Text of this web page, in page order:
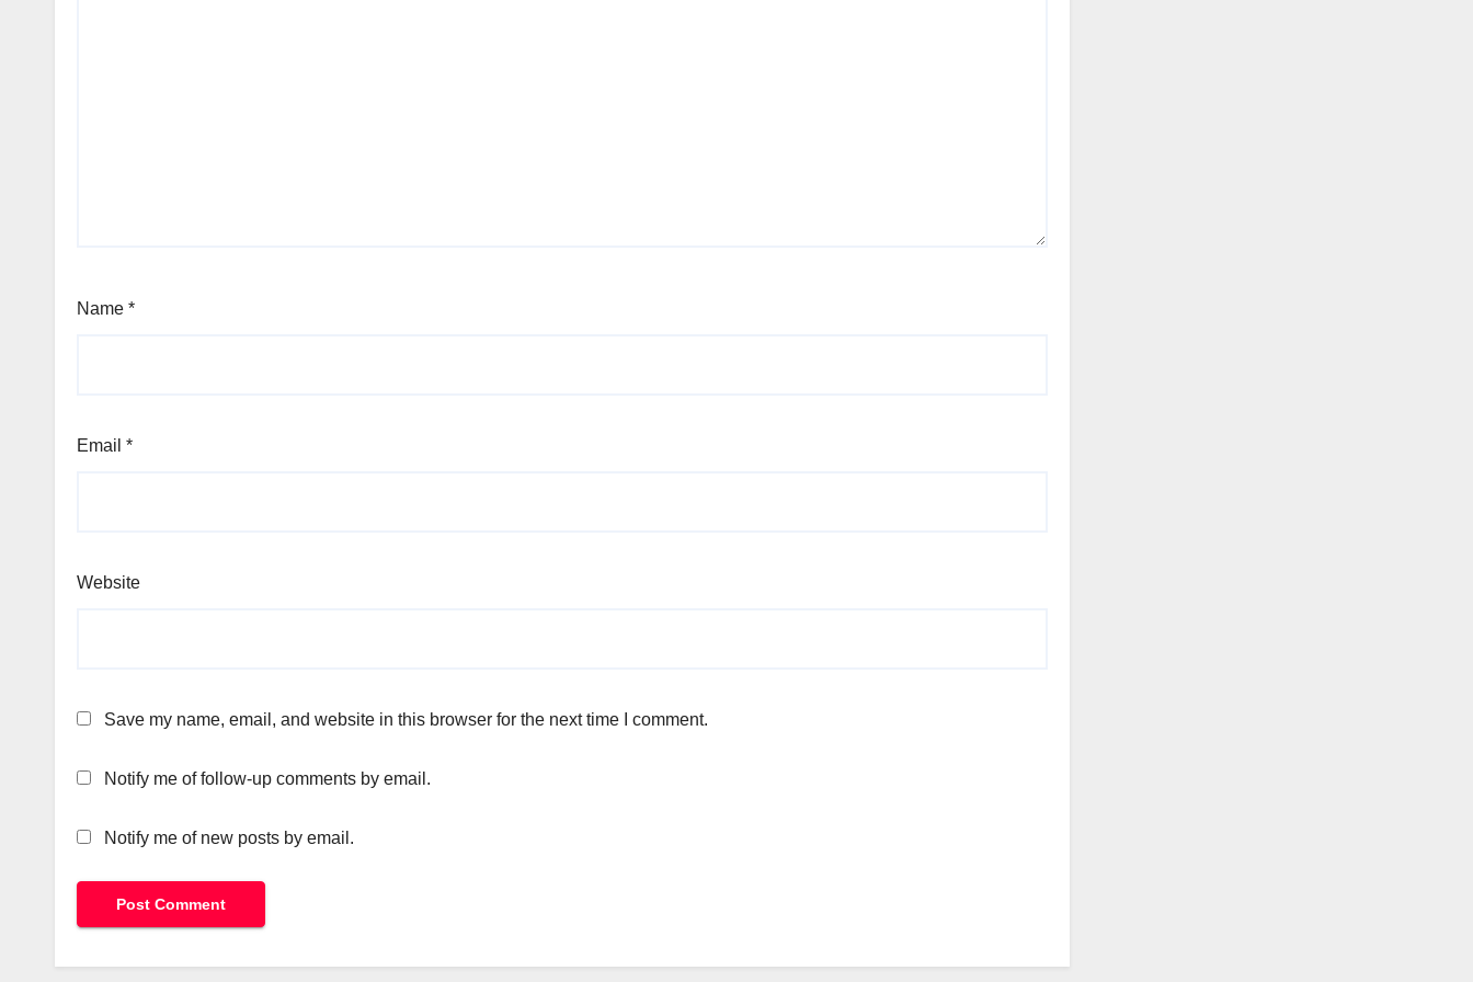
Name *
Email *
Website
Save my name, email, and website in this browser for the next time I comment.
Notify me of follow-up comments by email.
Notify me of new posts by email.